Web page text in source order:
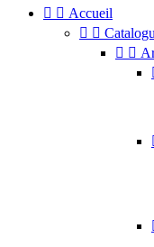
  Accueil
 
 